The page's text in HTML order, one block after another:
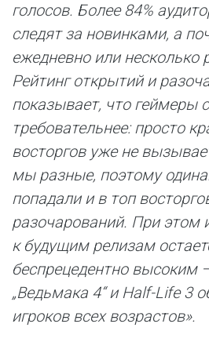
голосов. Более 84%
следят за новинками, а
ежедневно или несколько
Рейтинг открытий и
показывает, что геймеры
требовательнее: просто
восторгов уже не
мы разные, поэтому
попадали и в топ
разочарований. При этом
к будущим релизам
беспрецедентно высоким
„Ведьмака 4“ и Half-Life 3
игроков всех возрастов».